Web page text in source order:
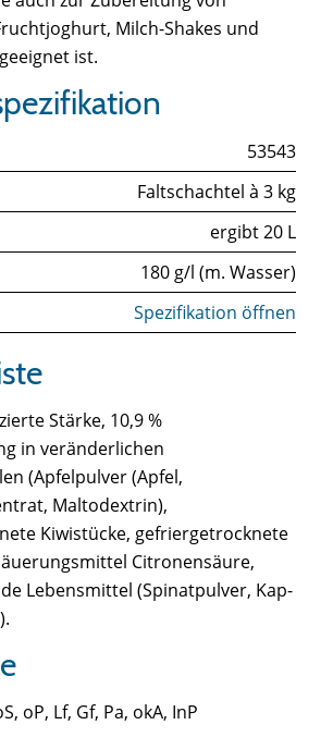
Milch-Shakes und
ist.
53543
Faltschachtel à 3 kg
ergibt 20 L
180 g/l (m. Wasser)
Spezifikation öffnen
Stärke, 10,9 %
in veränderlichen
(Apfelpulver (Apfel,
Maltodextrin),
Kiwistücke, gefriergetrocknete
Citronensäure,
Lebensmittel (Spinatpulver, Kap-
oP, Lf, Gf, Pa, okA, InP